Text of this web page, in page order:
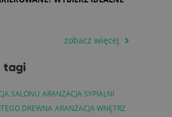
zobacz więcej
tagi
SALONU ARANŻACJA SYPIALNI
DREWNA ARANŻACJA WNĘTRZ